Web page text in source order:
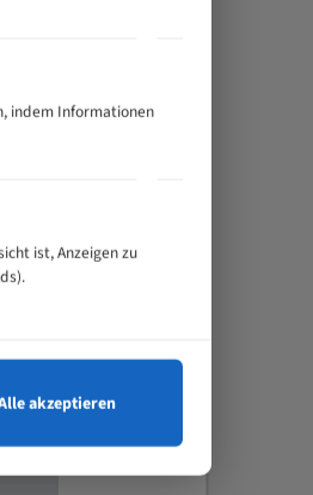
)
indem Informationen
ist, Anzeigen zu
akzeptieren